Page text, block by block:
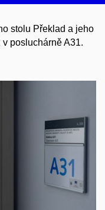
stolu Překlad a jeho
posluchárně A31.